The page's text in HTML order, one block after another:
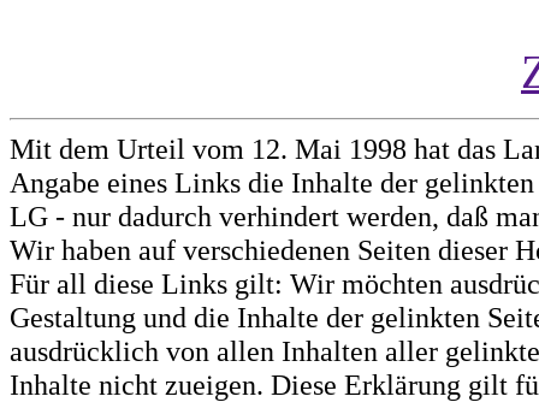
Mit dem Urteil vom 12. Mai 1998 hat das
Angabe eines Links die Inhalte der
LG - nur dadurch verhindert werden, daß
Wir haben auf verschiedenen Seiten dieser
Für all diese Links gilt: Wir möchten
Gestaltung und die Inhalte der gelinkten
ausdrücklich von allen Inhalten aller
Inhalte nicht zueigen. Diese Erklärung gilt